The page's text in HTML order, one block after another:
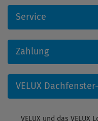
Service
Zahlung
VELUX
VELUX und das